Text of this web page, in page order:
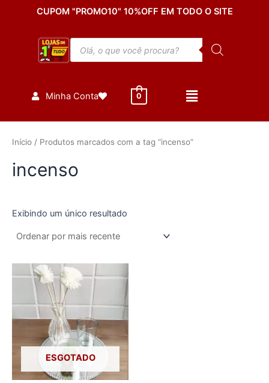
CUPOM "PROMO10" 10%OFF EM TODO O SITE
Pesquisar
produtos
Minha Conta 0
Início / Produtos marcados com a tag “incenso”
incenso
Exibindo um único resultado
ESGOTADO